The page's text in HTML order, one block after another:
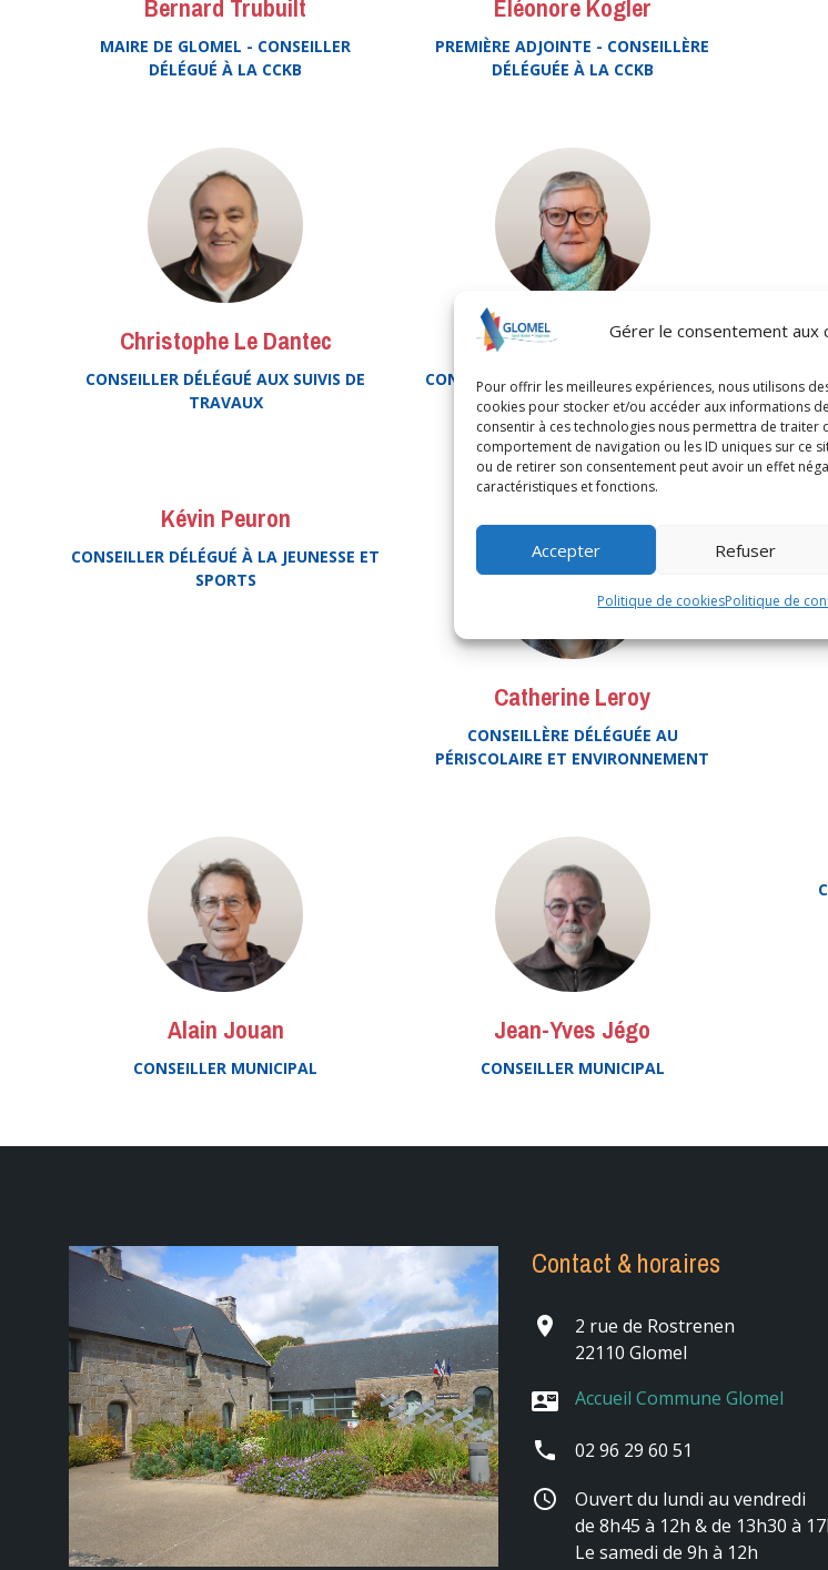
Gérer le consentement aux
Pour offrir les meilleures expériences, nous utilisons
cookies pour stocker et/ou accéder aux informations
consentir à ces technologies nous permettra de traiter
comportement de navigation ou les ID uniques sur ce
ou de retirer son consentement peut avoir un effet
caractéristiques et fonctions.
Accepter Refuser
Politique de cookiesPolitique de
Bernard Trubuilt
MAIRE DE GLOMEL - CONSEILLER
DÉLÉGUÉ À LA CCKB
Eléonore Kogler
PREMIÈRE ADJOINTE - CONSEILLÈRE
DÉLÉGUÉE À LA CCKB
Christophe Le Dantec
CONSEILLER DÉLÉGUÉ AUX SUIVIS DE
TRAVAUX
Martine Trubuilt
CONSEILLÈRE DÉLÉGUÉE AUX AFFAIRES
SOCIALES ET CCAS
Kévin Peuron
CONSEILLER DÉLÉGUÉ À LA JEUNESSE ET
SPORTS
Catherine Leroy
CONSEILLÈRE DÉLÉGUÉE AU
PÉRISCOLAIRE ET ENVIRONNEMENT
Alain Jouan
CONSEILLER MUNICIPAL
Jean-Yves Jégo
CONSEILLER MUNICIPAL
Contact & horaires
place
2 rue de Rostrenen
22110 Glomel
contact_mail Accueil Commune Glomel
phone 02 96 29 60 51
schedule
Ouvert du lundi au vendredi
de 8h45 à 12h & de 13h30 à
Le samedi de 9h à 12h